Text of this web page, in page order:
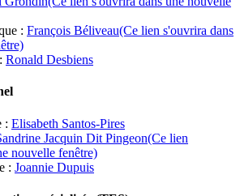
: François Béliveau(Ce lien s'ouvrira dans
Ronald Desbiens
: Elisabeth Santos-Pires
Jacquin Dit Pingeon(Ce lien
nouvelle fenêtre)
: Joannie Dupuis